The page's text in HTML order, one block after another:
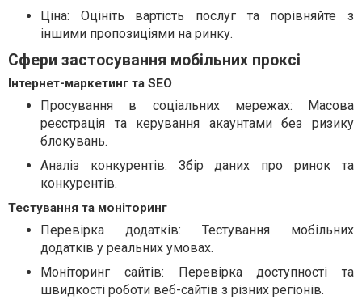
Ціна: Оцініть вартість послуг та порівняйте з
іншими пропозиціями на ринку.
Сфери застосування мобільних проксі
Інтернет-маркетинг та SEO
Просування в соціальних мережах: Масова
реєстрація та керування акаунтами без ризику
блокувань.
Аналіз конкурентів: Збір даних про ринок та
конкурентів.
Тестування та моніторинг
Перевірка додатків: Тестування мобільних
додатків у реальних умовах.
Моніторинг сайтів: Перевірка доступності та
швидкості роботи веб-сайтів з різних регіонів.